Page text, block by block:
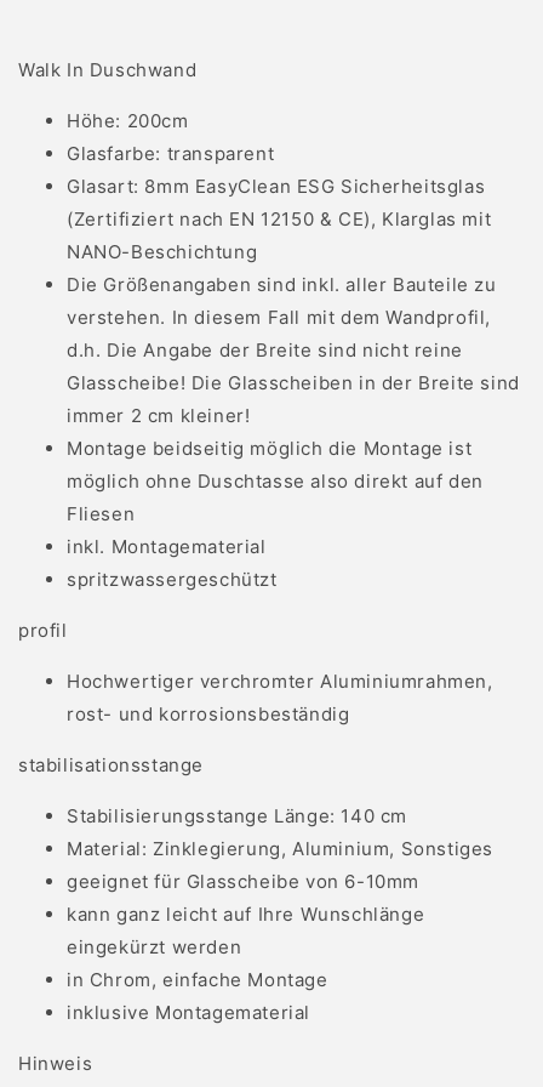
Walk In Duschwand
Höhe: 200cm
Glasfarbe: transparent
Glasart: 8mm EasyClean ESG Sicherheitsglas
(Zertifiziert nach EN 12150 & CE), Klarglas mit
NANO-Beschichtung
Die Größenangaben sind inkl. aller Bauteile zu
verstehen. In diesem Fall mit dem Wandprofil,
d.h. Die Angabe der Breite sind nicht reine
Glasscheibe! Die Glasscheiben in der Breite sind
immer 2 cm kleiner!
Montage beidseitig möglich die Montage ist
möglich ohne Duschtasse also direkt auf den
Fliesen
inkl. Montagematerial
spritzwassergeschützt
profil
Hochwertiger verchromter Aluminiumrahmen,
rost- und korrosionsbeständig
stabilisationsstange
Stabilisierungsstange Länge: 140 cm
Material: Zinklegierung, Aluminium, Sonstiges
geeignet für Glasscheibe von 6-10mm
kann ganz leicht auf Ihre Wunschlänge
eingekürzt werden
in Chrom, einfache Montage
inklusive Montagematerial
Hinweis